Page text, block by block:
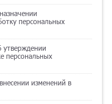
персональных
утверждении
персональных
изменений в